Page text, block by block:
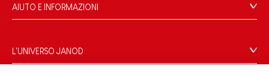
AIUTO E INFORMAZIONI
Domande Frequenti
Contatti
L'UNIVERSO JANOD